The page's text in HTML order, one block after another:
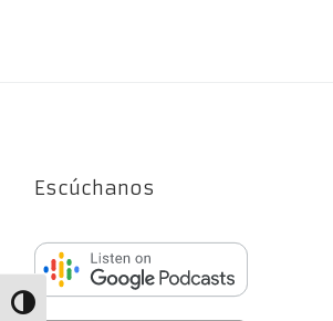
Alternar alto contraste
Escúchanos